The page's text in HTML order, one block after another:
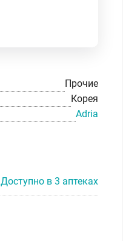
Прочие
Корея
Adria
Доступно в 3 аптеках